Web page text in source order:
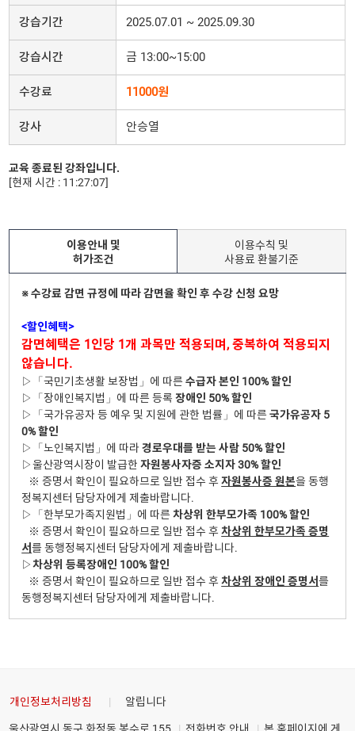
강습기간 2025.07.01 ~ 2025.09.30
강습시간 금 13:00~15:00
수강료 11000원
강사 안승열
교육 종료된 강좌입니다.
[현재 시간 : 11:27:07]
이용안내 및
허가조건
이용수칙 및
사용료 환불기준
※ 수강료 감면 규정에 따라 감면율 확인 후 수강 신청 요망
<할인혜택>
감면혜택은 1인당 1개 과목만 적용되며, 중복하여 적용되지
않습니다.
▷「국민기초생활 보장법」에 따른수급자 본인 100% 할인
▷「장애인복지법」에 따른 등록장애인 50% 할인
▷「국가유공자 등 예우 및 지원에 관한 법률」에 따른국가유공자 5
0% 할인
▷「노인복지법」에 따라경로우대를 받는 사람 50% 할인
▷울산광역시장이 발급한자원봉사자증 소지자 30% 할인
※ 증명서 확인이 필요하므로 일반 접수 후자원봉사증 원본을 동행
정복지센터 담당자에게 제출바랍니다.
▷「한부모가족지원법」에 따른차상위 한부모가족 100% 할인
※ 증명서 확인이 필요하므로 일반 접수 후차상위 한부모가족 증명
서를 동행정복지센터 담당자에게 제출바랍니다.
▷차상위 등록장애인 100% 할인
※ 증명서 확인이 필요하므로 일반 접수 후차상위 장애인 증명서를
동행정복지센터 담당자에게 제출바랍니다.
개인정보처리방침 알립니다